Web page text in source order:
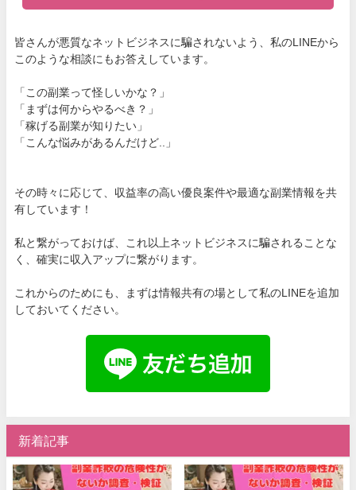
皆さんが悪質なネットビジネスに騙されないよう、私のLINEから
このような相談にもお答えしています。
「この副業って怪しいかな？」
「まずは何からやるべき？」
「稼げる副業が知りたい」
「こんな悩みがあるんだけど..」
その時々に応じて、収益率の高い優良案件や最適な副業情報を共
有しています！
私と繋がっておけば、これ以上ネットビジネスに騙されることな
く、確実に収入アップに繋がります。
これからのためにも、まずは情報共有の場として私のLINEを追加
しておいてください。
新着記事